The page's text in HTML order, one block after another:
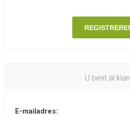
U bent al
E-mailadres: